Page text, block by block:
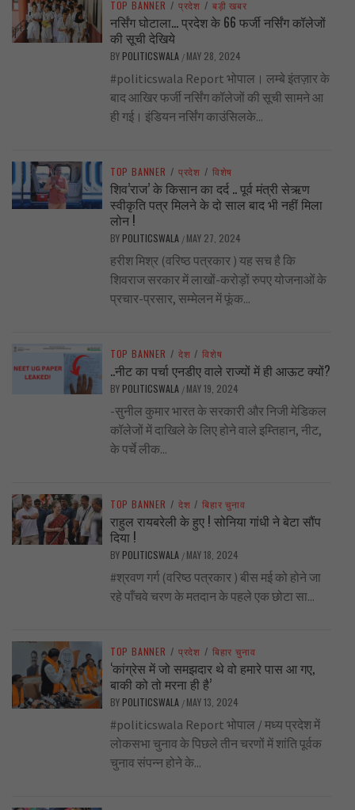
TOP BANNER / प्रदेश / बड़ी खबर
नर्सिंग घोटाला… प्रदेश के 66 फर्जी नर्सिंग कॉलेजों
की सूची देखिये
BY POLITICSWALA / MAY 28, 2024
#politicswala Report भोपाल। लम्बे इंतज़ार के
बाद आखिर फर्जी नर्सिंग कॉलेजों की सूची सामने आ
ही गई। इंडियन नर्सिंग काउंसिलके...
TOP BANNER / प्रदेश / विशेष
शिव’राज’ के किसान का दर्द .. पूर्व मंत्री सेऋण
स्वीकृति पत्र मिलने के दो साल बाद भी नहीं मिला
लोन !
BY POLITICSWALA / MAY 27, 2024
हरीश मिश्र (वरिष्ठ पत्रकार ) यह सच है कि
शिवराज सरकार में लाखों-करोड़ों रुपए योजनाओं के
प्रचार-प्रसार, सम्मेलन में फूंक...
TOP BANNER / देश / विशेष
..नीट का पर्चा एनडीए वाले राज्यों में ही आऊट क्यों?
BY POLITICSWALA / MAY 19, 2024
-सुनील कुमार भारत के सरकारी और निजी मेडिकल
कॉलेजों में दाखिले के लिए होने वाले इम्तिहान, नीट,
के पर्चे लीक...
TOP BANNER / देश / बिहार चुनाव
राहुल रायबरेली के हुए ! सोनिया गांधी ने बेटा सौंप
दिया !
BY POLITICSWALA / MAY 18, 2024
#श्रवण गर्ग (वरिष्ठ पत्रकार ) बीस मई को होने जा
रहे पाँचवे चरण के मतदान के पहले एक छोटा सा...
TOP BANNER / प्रदेश / बिहार चुनाव
‘कांग्रेस में जो समझदार थे वो हमारे पास आ गए,
बाकी को तो मरना ही है’
BY POLITICSWALA / MAY 13, 2024
#politicswala Report भोपाल / मध्य प्रदेश में
लोकसभा चुनाव के पिछले तीन चरणों में शांति पूर्वक
चुनाव संपन्न होने के...